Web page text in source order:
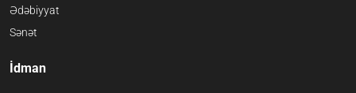
Ədəbiyyat
Sənət
İdman